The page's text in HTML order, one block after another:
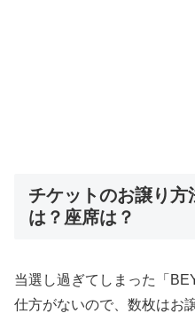
チケットのお譲り方
は？座席は？
当選し過ぎてしまった「
仕方がないので、数枚はお